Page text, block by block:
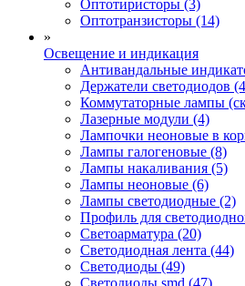
Оптотиристоры (3)
Оптотранзисторы (14)
»
Освещение и индикация
Антивандальные
Держатели светодиодов
Коммутаторные лампы
Лазерные модули (4)
Лампочки неоновые в
Лампы галогеновые (8)
Лампы накаливания (5)
Лампы неоновые (6)
Лампы светодиодные (2)
Профиль для
Светоарматура (20)
Светодиодная лента (44)
Светодиоды (49)
Светодиоды smd (47)